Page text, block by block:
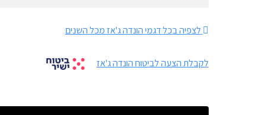
לצפיה בכל דגמי הונדה ג'אז מכל השנים
לקבלת הצעה לביטוח הונדה ג'אז